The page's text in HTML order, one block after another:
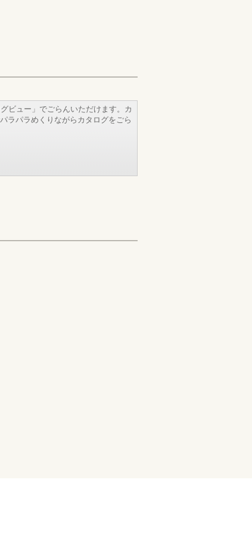
ビュー」でごらんいただけます。カ
ラパラめくりながらカタログをごら
・・・・・・・・・・・・・・
・・・・・・・・・・・・・・・・・・・・・・・・
・・・・・・・・・・・・・・・・・・
・・・・・・・・・・・・・・
・・・・・・・・・・・・・・・・・・・・・・・・
・・・・・・・・・・・・・・